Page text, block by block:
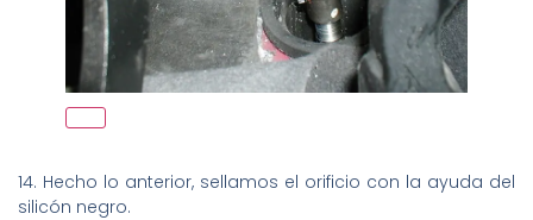
14. Hecho lo anterior, sellamos el orificio con la ayuda del
silicón negro.